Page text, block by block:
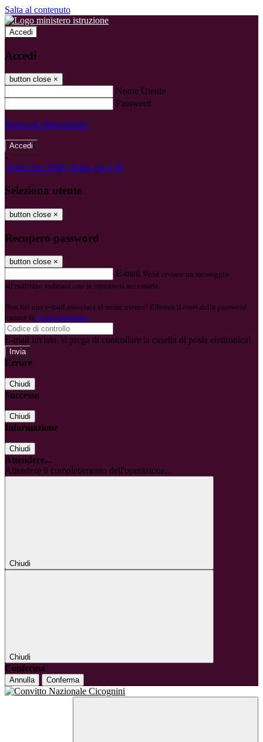
Salta al contenuto
Accedi
Accedi
button close ×
Nome Utente
Password
Password dimenticata?
-
Entra con SPID Entra con CIE
Seleziona utente
button close ×
Recupero password
button close ×
E-mail Verrà inviato un messaggio
all'indirizzo indicato con le istruzioni necessarie.
Non hai una e-mail associata al nome utente? Effettua il reset della password
tramite la Login Spaggiari
E-mail inviata, si prega di controllare la casella di posta elettronica!
Errore
Chiudi
Successo
Chiudi
Informazione
Chiudi
Attendere...
Attendere il completamento dell'operazione...
Chiudi
Chiudi
Conferma
Annulla Conferma